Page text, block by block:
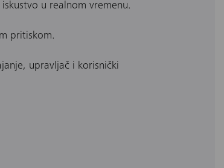
u realnom vremenu.
pritiskom.
upravljač i korisnički